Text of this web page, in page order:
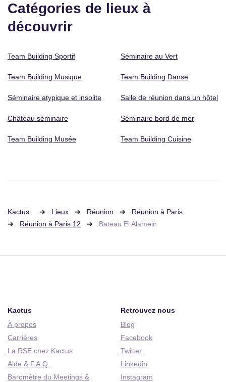
Catégories de lieux à
découvrir
Team Building Sportif Séminaire au Vert
Team Building Musique Team Building Danse
Séminaire atypique et insolite Salle de réunion dans un hôtel
Château séminaire Séminaire bord de mer
Team Building Musée Team Building Cuisine
Kactus Lieux Réunion
Réunion à Paris
Réunion à Paris 12
Bateau El Alamein
Kactus
À propos
Carrières
La RSE chez Kactus
Aide & F.A.Q.
Baromètre du Meetings &
Retrouvez nous
Blog
Facebook
Twitter
Linkedin
Instagram